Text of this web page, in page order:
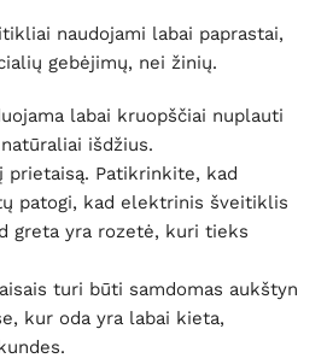
naudojami labai paprastai,
gebėjimų, nei žinių.
labai kruopščiai nuplauti
išdžius.
Patikrinkite, kad
patogi, kad elektrinis šveitiklis
greta yra rozetė, kuri tieks
turi būti samdomas aukštyn
kur oda yra labai kieta,